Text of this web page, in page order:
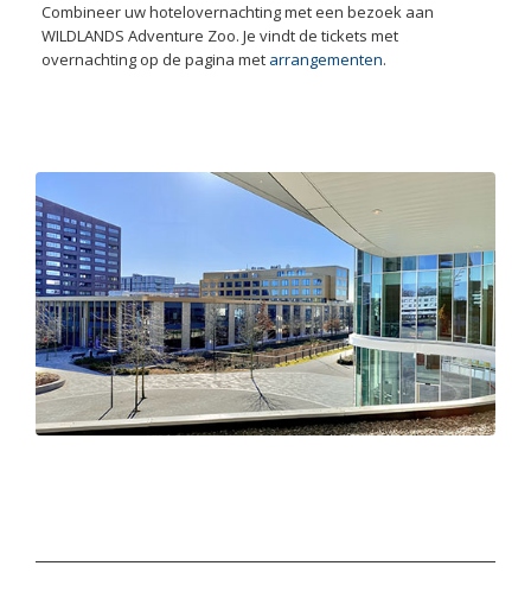
Combineer uw hotelovernachting met een bezoek aan
WILDLANDS Adventure Zoo. Je vindt de tickets met
overnachting op de pagina met arrangementen.